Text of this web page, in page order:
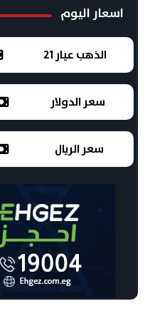
اسعار اليوم
الذهب عيار 21
سعر الدولار
سعر الريال